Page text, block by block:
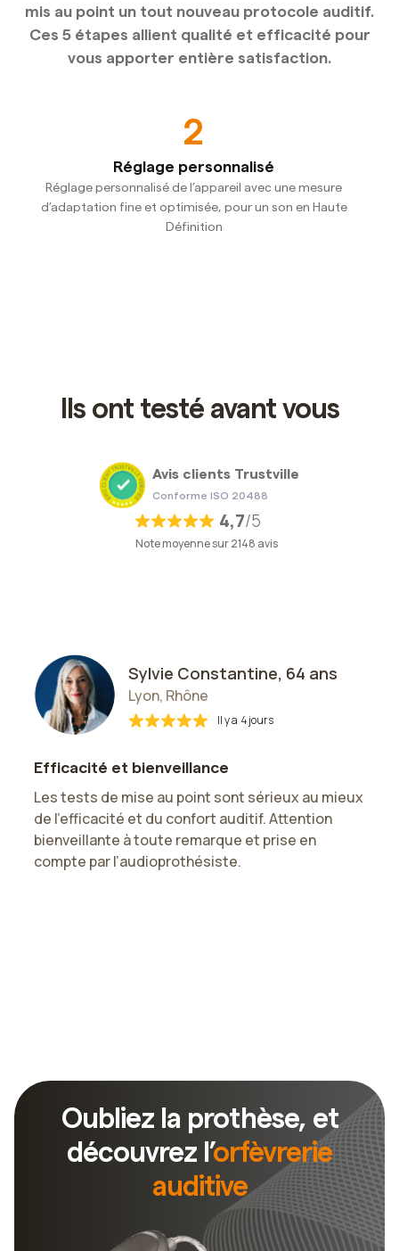
mis au point un tout nouveau protocole auditif.
Ces 5 étapes allient qualité et efficacité pour
vous apporter entière satisfaction.
2
Réglage personnalisé
Réglage personnalisé de l’appareil avec une mesure
d’adaptation fine et optimisée, pour un son en Haute
Définition
Ils ont testé avant vous
Avis clients Trustville
Conforme ISO 20488
4,7/5
Note moyenne sur 2148 avis
Sylvie Constantine, 64 ans
Lyon, Rhône
Il y a 4 jours
Efficacité et bienveillance
Les tests de mise au point sont sérieux au mieux
de l'efficacité et du confort auditif. Attention
bienveillante à toute remarque et prise en
compte par l’audioprothésiste.
Oubliez la prothèse, et
découvrez l’orfèvrerie
auditive